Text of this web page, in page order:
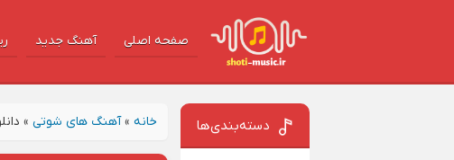
صفحه اصلی آهنگ‌ جدید
خانه »آهنگ های شوتی » دسته‌بندی‌ها